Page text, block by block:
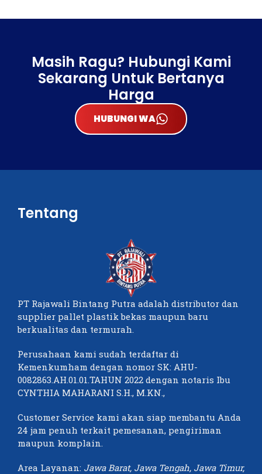
Masih Ragu? Hubungi Kami
Sekarang Untuk Bertanya
Harga
HUBUNGI WA
Tentang
PT Rajawali Bintang Putra adalah distributor dan
supplier pallet plastik bekas maupun baru
berkualitas dan termurah.
Perusahaan kami sudah terdaftar di
Kemenkumham dengan nomor SK: AHU-
0082863.AH.01.01.TAHUN 2022 dengan notaris Ibu
CYNTHIA MAHARANI S.H., M.KN.,
Customer Service kami akan siap membantu Anda
24 jam penuh terkait pemesanan, pengiriman
maupun komplain.
Area Layanan: Jawa Barat, Jawa Tengah, Jawa Timur,